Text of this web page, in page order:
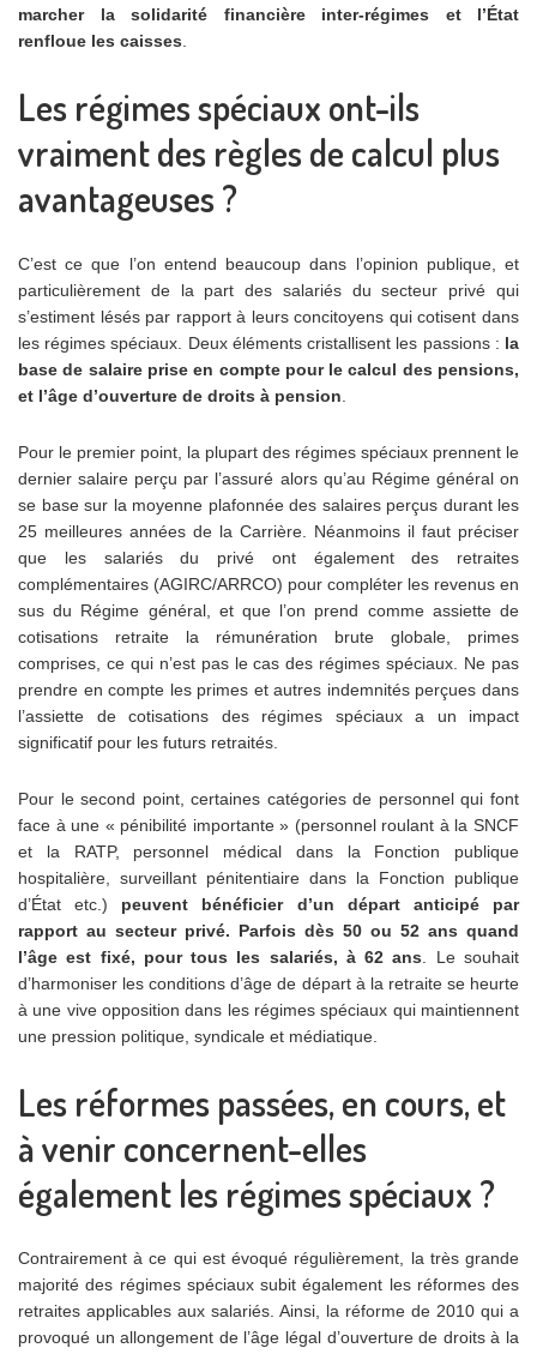
marcher la solidarité financière inter-régimes et l’État
renfloue les caisses
Les régimes spéciaux ont-ils
vraiment des règles de calcul plus
avantageuses ?
C’est ce que l’on entend beaucoup dans l’opinion publique, et
particulièrement de la part des salariés du secteur privé qui
s’estiment lésés par rapport à leurs concitoyens qui cotisent dans
les régimes spéciaux. Deux éléments cristallisent les passions : la
base de salaire prise en compte pour le calcul des pensions,
et l’âge d’ouverture de droits à pension
Pour le premier point, la plupart des régimes spéciaux prennent le
dernier salaire perçu par l’assuré alors qu’au Régime général on
se base sur la moyenne plafonnée des salaires perçus durant les
25 meilleures années de la Carrière. Néanmoins il faut préciser
que les salariés du privé ont également des retraites
complémentaires (AGIRC/ARRCO) pour compléter les revenus en
sus du Régime général, et que l’on prend comme assiette de
cotisations retraite la rémunération brute globale, primes
comprises, ce qui n’est pas le cas des régimes spéciaux. Ne pas
prendre en compte les primes et autres indemnités perçues dans
l’assiette de cotisations des régimes spéciaux a un impact
significatif pour les futurs retraités.
Pour le second point, certaines catégories de personnel qui font
face à une « pénibilité importante » (personnel roulant à la SNCF
et la RATP, personnel médical dans la Fonction publique
hospitalière, surveillant pénitentiaire dans la Fonction publique
d’État etc.) peuvent bénéficier d’un départ anticipé par
rapport au secteur privé. Parfois dès 50 ou 52 ans quand
l’âge est fixé, pour tous les salariés, à 62 ans . Le souhait
d’harmoniser les conditions d’âge de départ à la retraite se heurte
à une vive opposition dans les régimes spéciaux qui maintiennent
une pression politique, syndicale et médiatique.
Les réformes passées, en cours, et
à venir concernent-elles
également les régimes spéciaux ?
Contrairement à ce qui est évoqué régulièrement, la très grande
majorité des régimes spéciaux subit également les réformes des
retraites applicables aux salariés. Ainsi, la réforme de 2010 qui a
provoqué un allongement de l’âge légal d’ouverture de droits à la